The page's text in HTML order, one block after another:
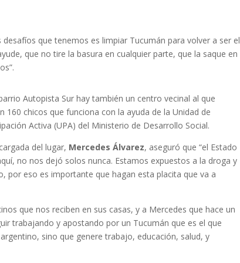
que tenemos es limpiar Tucumán para volver a ser el
que no tire la basura en cualquier parte, que la saque en
Autopista Sur hay también un centro vecinal al que
160 chicos que funciona con la ayuda de la Unidad de
Activa (UPA) del Ministerio de Desarrollo Social.
del lugar, Mercedes Álvarez, aseguró que “el Estado
no nos dejó solos nunca. Estamos expuestos a la droga y
por eso es importante que hagan esta placita que va a
que nos reciben en sus casas, y a Mercedes que hace un
trabajando y apostando por un Tucumán que es el que
sino que genere trabajo, educación, salud, y